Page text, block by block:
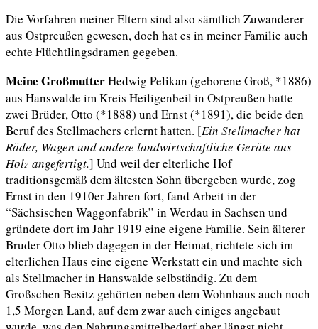
Die Vorfahren meiner Eltern sind also sämtlich Zuwanderer
aus Ostpreußen gewesen, doch hat es in meiner Familie auch
echte Flüchtlingsdramen gegeben.
Meine GroßmutterHedwig Pelikan (geborene Groß, *1886)
aus Hanswalde im Kreis Heiligenbeil in Ostpreußen hatte
zwei Brüder, Otto (*1888) und Ernst (*1891), die beide den
Beruf des Stellmachers erlernt hatten. [Ein Stellmacher hat
Räder, Wagen und andere landwirtschaftliche Geräte aus
Holz angefertigt.] Und weil der elterliche Hof
traditionsgemäß dem ältesten Sohn übergeben wurde, zog
Ernst in den 1910er Jahren fort, fand Arbeit in der
“Sächsischen Waggonfabrik” in Werdau in Sachsen und
gründete dort im Jahr 1919 eine eigene Familie. Sein älterer
Bruder Otto blieb dagegen in der Heimat, richtete sich im
elterlichen Haus eine eigene Werkstatt ein und machte sich
als Stellmacher in Hanswalde selbständig. Zu dem
Großschen Besitz gehörten neben dem Wohnhaus auch noch
1,5 Morgen Land, auf dem zwar auch einiges angebaut